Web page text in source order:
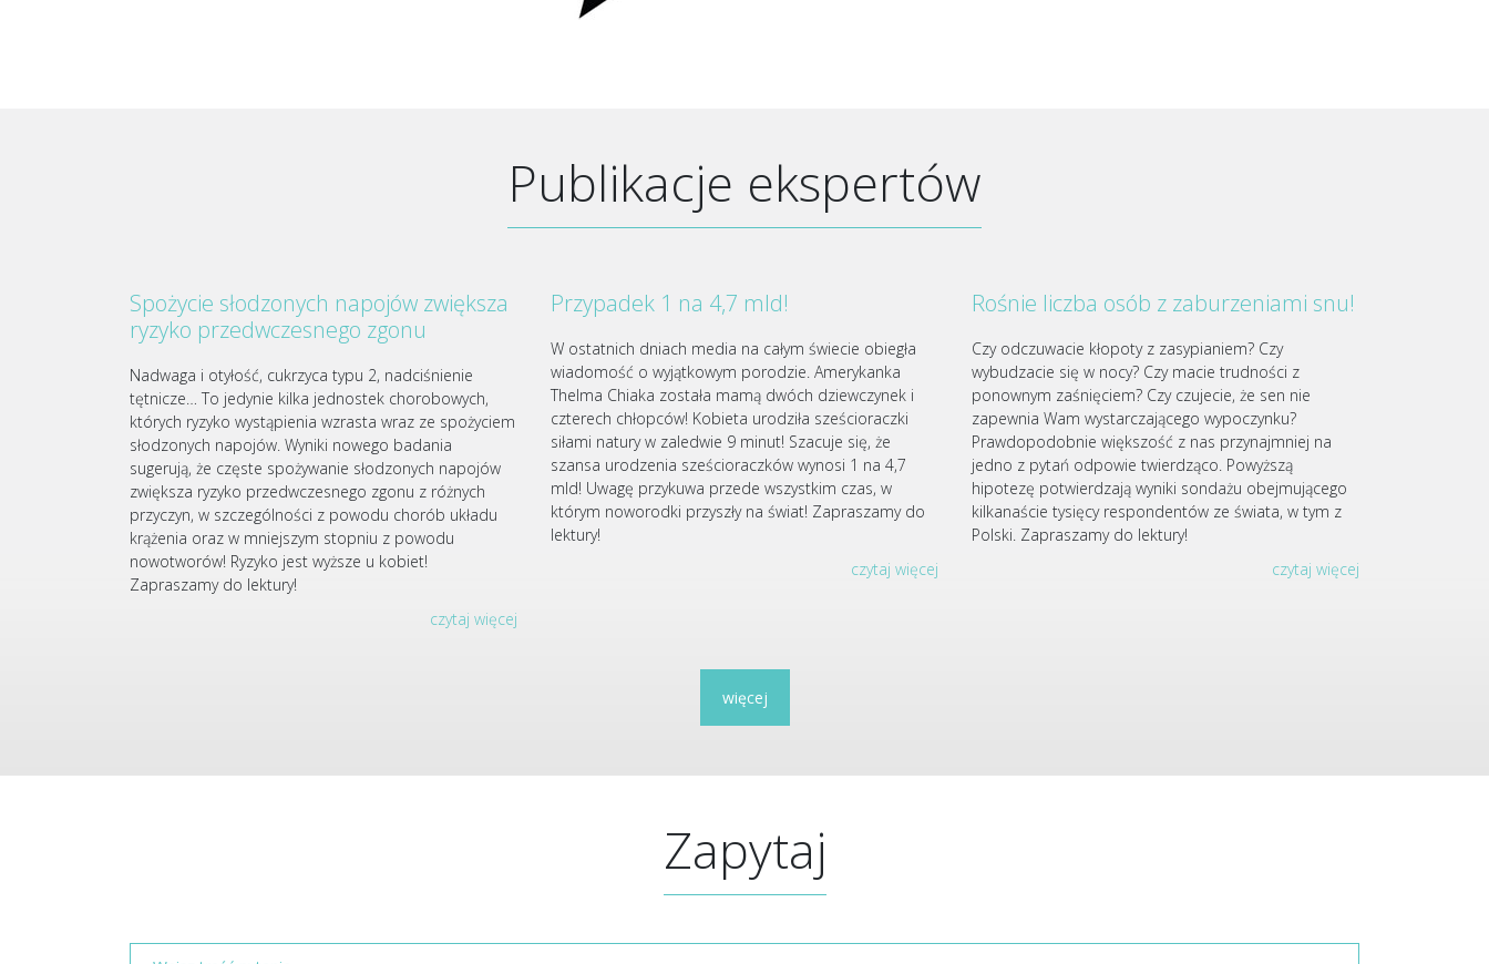
Publikacje ekspertów
Spożycie słodzonych napojów zwiększa
ryzyko przedwczesnego zgonu
Nadwaga i otyłość, cukrzyca typu 2, nadciśnienie
tętnicze… To jedynie kilka jednostek chorobowych,
których ryzyko wystąpienia wzrasta wraz ze spożyciem
słodzonych napojów. Wyniki nowego badania
sugerują, że częste spożywanie słodzonych napojów
zwiększa ryzyko przedwczesnego zgonu z różnych
przyczyn, w szczególności z powodu chorób układu
krążenia oraz w mniejszym stopniu z powodu
nowotworów! Ryzyko jest wyższe u kobiet!
Zapraszamy do lektury!
czytaj więcej
Przypadek 1 na 4,7 mld!
W ostatnich dniach media na całym świecie obiegła
wiadomość o wyjątkowym porodzie. Amerykanka
Thelma Chiaka została mamą dwóch dziewczynek i
czterech chłopców! Kobieta urodziła sześcioraczki
siłami natury w zaledwie 9 minut! Szacuje się, że
szansa urodzenia sześcioraczków wynosi 1 na 4,7
mld! Uwagę przykuwa przede wszystkim czas, w
którym noworodki przyszły na świat! Zapraszamy do
lektury!
czytaj więcej
Rośnie liczba osób z zaburzeniami snu!
Czy odczuwacie kłopoty z zasypianiem? Czy
wybudzacie się w nocy? Czy macie trudności z
ponownym zaśnięciem? Czy czujecie, że sen nie
zapewnia Wam wystarczającego wypoczynku?
Prawdopodobnie większość z nas przynajmniej na
jedno z pytań odpowie twierdząco. Powyższą
hipotezę potwierdzają wyniki sondażu obejmującego
kilkanaście tysięcy respondentów ze świata, w tym z
Polski. Zapraszamy do lektury!
czytaj więcej
więcej
Zapytaj